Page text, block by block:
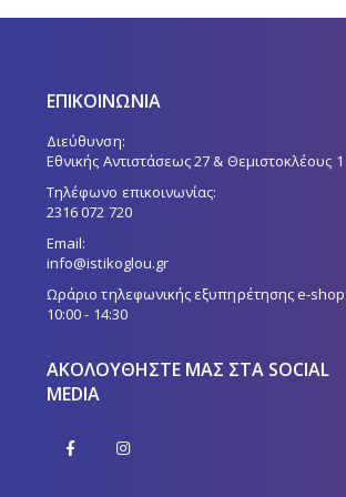
ΕΠΙΚΟΙΝΩΝΙΑ
Διεύθυνση:
Εθνικής Αντιστάσεως 27 & Θεμιστοκλέους 1
Τηλέφωνο επικοινωνίας:
2316 072 720
Email:
info@istikoglou.gr
Ωράριο τηλεφωνικής εξυπηρέτησης e-shop:
10:00 - 14:30
ΑΚΟΛΟΥΘΉΣΤΕ ΜΑΣ ΣΤΑ SOCIAL
MEDIA